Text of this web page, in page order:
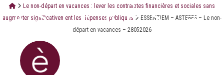
Le non-départ en vacances : lever les contraintes financières et sociales sans
augmenter significativement les dépenses publiques
ESSENTIEM – ASTERES – Le non-
départ en vacances – 28052026